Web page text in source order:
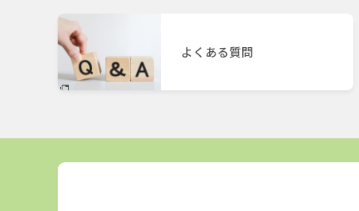
よくある質問